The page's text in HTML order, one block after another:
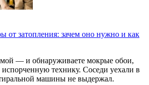
от затопления: зачем оно нужно и как
— и обнаруживаете мокрые обои,
технику. Соседи уехали в
машины не выдержал.